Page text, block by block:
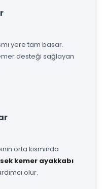
yere tam basar.
desteği sağlayan
orta kısmında
kemer ayakkabı
olur.